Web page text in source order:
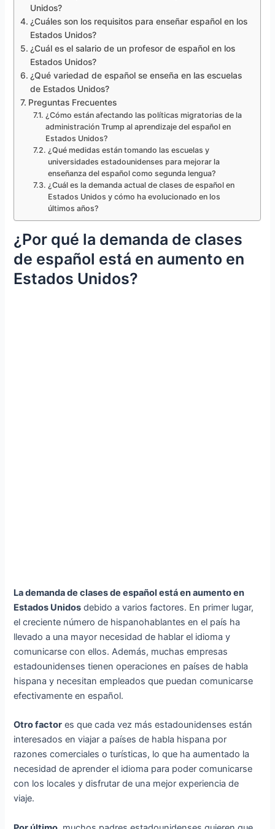
Unidos?
¿Cuáles son los requisitos para enseñar español en los
Estados Unidos?
¿Cuál es el salario de un profesor de español en los
Estados Unidos?
¿Qué variedad de español se enseña en las escuelas
de Estados Unidos?
Preguntas Frecuentes
¿Cómo están afectando las políticas migratorias de la
administración Trump al aprendizaje del español en
Estados Unidos?
¿Qué medidas están tomando las escuelas y
universidades estadounidenses para mejorar la
enseñanza del español como segunda lengua?
¿Cuál es la demanda actual de clases de español en
Estados Unidos y cómo ha evolucionado en los
últimos años?
¿Por qué la demanda de clases
de español está en aumento en
Estados Unidos?
La demanda de clases de español está en aumento en
Estados Unidos debido a varios factores. En primer lugar,
el creciente número de hispanohablantes en el país ha
llevado a una mayor necesidad de hablar el idioma y
comunicarse con ellos. Además, muchas empresas
estadounidenses tienen operaciones en países de habla
hispana y necesitan empleados que puedan comunicarse
efectivamente en español.
Otro factor es que cada vez más estadounidenses están
interesados en viajar a países de habla hispana por
razones comerciales o turísticas, lo que ha aumentado la
necesidad de aprender el idioma para poder comunicarse
con los locales y disfrutar de una mejor experiencia de
viaje.